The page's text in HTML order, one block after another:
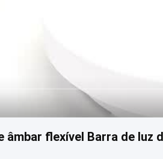
âmbar flexível Barra de luz